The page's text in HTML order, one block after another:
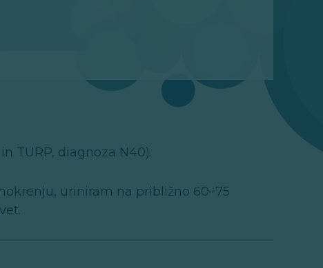
TURP, diagnoza N40).
uriniram na približno 60–75